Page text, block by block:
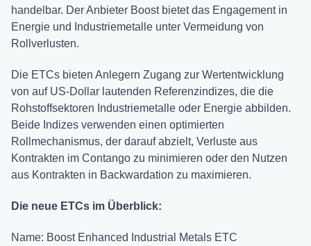
handelbar. Der Anbieter Boost bietet das Engagement in
Energie und Industriemetalle unter Vermeidung von
Rollverlusten.
Die ETCs bieten Anlegern Zugang zur Wertentwicklung
von auf US-Dollar lautenden Referenzindizes, die die
Rohstoffsektoren Industriemetalle oder Energie abbilden.
Beide Indizes verwenden einen optimierten
Rollmechanismus, der darauf abzielt, Verluste aus
Kontrakten im Contango zu minimieren oder den Nutzen
aus Kontrakten in Backwardation zu maximieren.
Die neue ETCs im Überblick:
Name: Boost Enhanced Industrial Metals ETC